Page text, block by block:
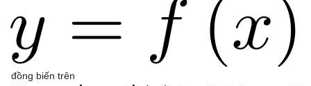
đồng biến trên